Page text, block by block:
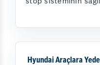
Hyundai Araçlara